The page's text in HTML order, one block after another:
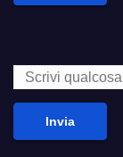
Invia